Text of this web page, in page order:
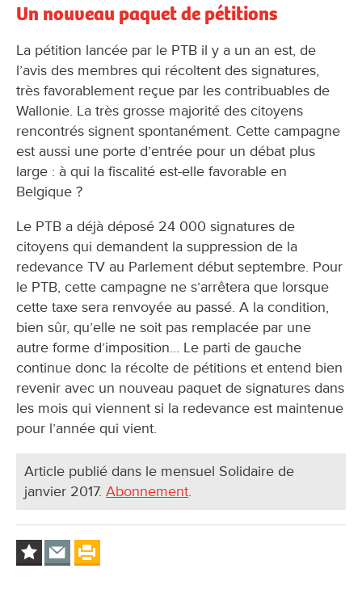
Un nouveau paquet de pétitions
La pétition lancée par le PTB il y a un an est, de
l’avis des membres qui récoltent des signatures,
très favorablement reçue par les contribuables de
Wallonie. La très grosse majorité des citoyens
rencontrés signent spontanément. Cette campagne
est aussi une porte d’entrée pour un débat plus
large : à qui la fiscalité est-elle favorable en
Belgique ?
Le PTB a déjà déposé 24 000 signatures de
citoyens qui demandent la suppression de la
redevance TV au Parlement début septembre. Pour
le PTB, cette campagne ne s’arrêtera que lorsque
cette taxe sera renvoyée au passé. A la condition,
bien sûr, qu’elle ne soit pas remplacée par une
autre forme d’imposition… Le parti de gauche
continue donc la récolte de pétitions et entend bien
revenir avec un nouveau paquet de signatures dans
les mois qui viennent si la redevance est maintenue
pour l’année qui vient.
Article publié dans le mensuel Solidaire de
janvier 2017. Abonnement.